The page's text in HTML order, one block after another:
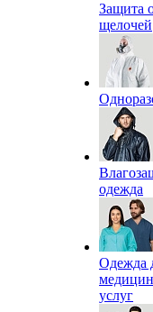
Защита
щелочей
одежда
Одежда
услуг